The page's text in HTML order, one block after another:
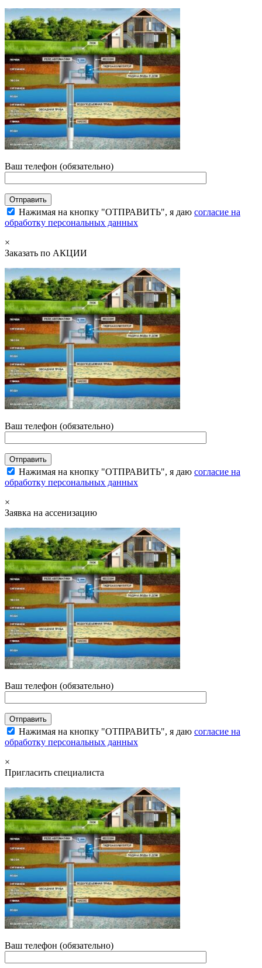
Ваш телефон (обязательно)
Нажимая на кнопку "ОТПРАВИТЬ", я даю согласие на
обработку персональных данных
×
Заказать по АКЦИИ
Ваш телефон (обязательно)
Нажимая на кнопку "ОТПРАВИТЬ", я даю согласие на
обработку персональных данных
×
Заявка на ассенизацию
Ваш телефон (обязательно)
Нажимая на кнопку "ОТПРАВИТЬ", я даю согласие на
обработку персональных данных
×
Пригласить специалиста
Ваш телефон (обязательно)